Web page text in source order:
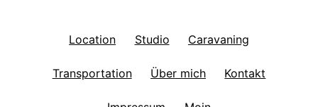
Location Studio Caravaning
Transportation Über mich Kontakt